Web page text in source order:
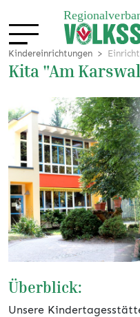
Kindereinrichtungen
Kita "Am
Überblick:
Unsere